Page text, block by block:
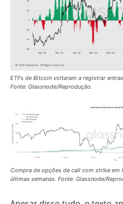
ETFs de Bitcoin voltaram a registrar
Fonte: Glassnode/Reprodução.
Compra de opções de call com strike em
últimas semanas. Fonte: Glassnode/